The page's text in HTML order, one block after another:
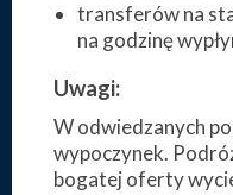
transferów na
na godzinę
Uwagi:
W odwiedzanych
wypoczynek.
bogatej oferty